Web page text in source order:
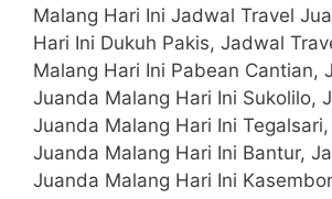
Malang Hari Ini Jadwal Travel
Hari Ini Dukuh Pakis, Jadwal
Malang Hari Ini Pabean Cantian,
Juanda Malang Hari Ini Sukolilo,
Juanda Malang Hari Ini
Juanda Malang Hari Ini Bantur,
Juanda Malang Hari Ini